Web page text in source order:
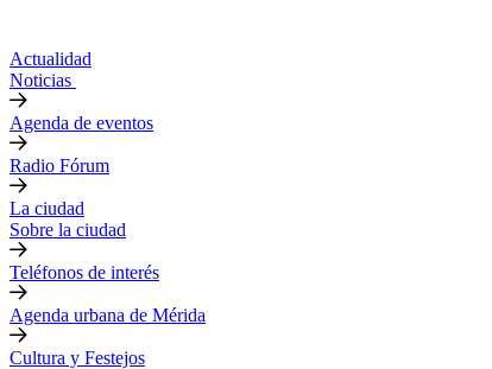
Actualidad
Noticias
Agenda de eventos
Radio Fórum
La ciudad
Sobre la ciudad
Teléfonos de interés
Agenda urbana de Mérida
Cultura y Festejos